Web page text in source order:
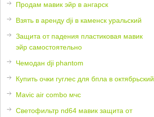
Продам мавик эйр в ангарск
Взять в аренду dji в каменск уральский
Защита от падения пластиковая мавик
эйр самостоятельно
Чемодан dji phantom
Купить очки гуглес для бпла в октябрьский
Mavic air combo мчс
Светофильтр nd64 мавик защита от